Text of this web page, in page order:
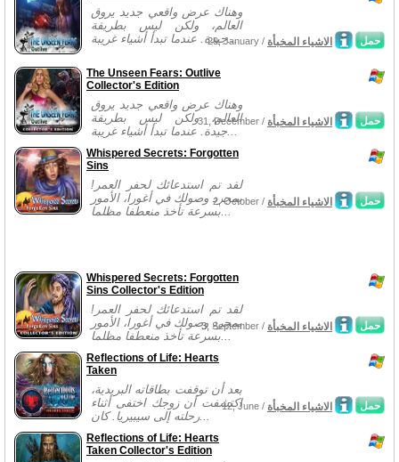
وهناك عرض واقعي جديد يروق
العالم، ولكن ليس بطريقة
جيدة. عندما تبدأ أشياء غريبة...
حمل 29, January / الاشياء المخبأة
The Unseen Fears: Outlive
Collector's Edition
وهناك عرض واقعي جديد يروق
العالم، ولكن ليس بطريقة
جيدة. عندما تبدأ أشياء غريبة...
حمل 31, December / الاشياء المخبأة
Whispered Secrets: Forgotten
Sins
لقد تم استدعائك لحفر العمر!
بمجرد وصولك في أغورا، الأمور
بسرعة تأخذ منعطفا مظلما...
حمل 2, October / الاشياء المخبأة
Whispered Secrets: Forgotten
Sins Collector's Edition
لقد تم استدعائك لحفر العمر!
بمجرد وصولك في أغورا، الأمور
بسرعة تأخذ منعطفا مظلما...
حمل 3, September / الاشياء المخبأة
Reflections of Life: Hearts
Taken
بعد أن توقفت بطاقاته البريدية،
اكتشفت أن زوجك اختفى أثناء
رحلته إلى سيبيريا. كان...
حمل 12, June / الاشياء المخبأة
Reflections of Life: Hearts
Taken Collector's Edition